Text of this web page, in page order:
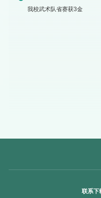
我校武术队省赛获3金
联系下